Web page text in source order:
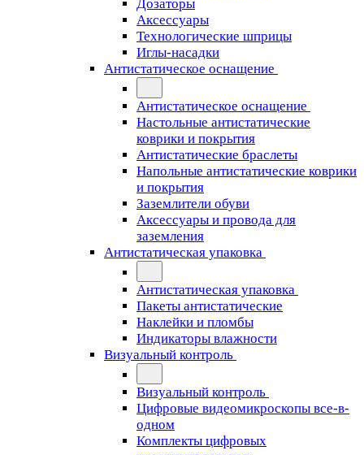
Дозаторы
Аксессуары
Технологические шприцы
Иглы-насадки
Антистатическое оснащение
Антистатическое оснащение
Настольные антистатические
коврики и покрытия
Антистатические браслеты
Напольные антистатические коврики
и покрытия
Заземлители обуви
Аксессуары и провода для
заземления
Антистатическая упаковка
Антистатическая упаковка
Пакеты антистатические
Наклейки и пломбы
Индикаторы влажности
Визуальный контроль
Визуальный контроль
Цифровые видеомикроскопы все-в-
одном
Комплекты цифровых